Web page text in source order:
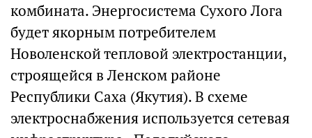
комбината. Энергосистема Сухого Лога
будет якорным потребителем
Новоленской тепловой электростанции,
строящейся в Ленском районе
Республики Саха (Якутия). В схеме
электроснабжения используется сетевая